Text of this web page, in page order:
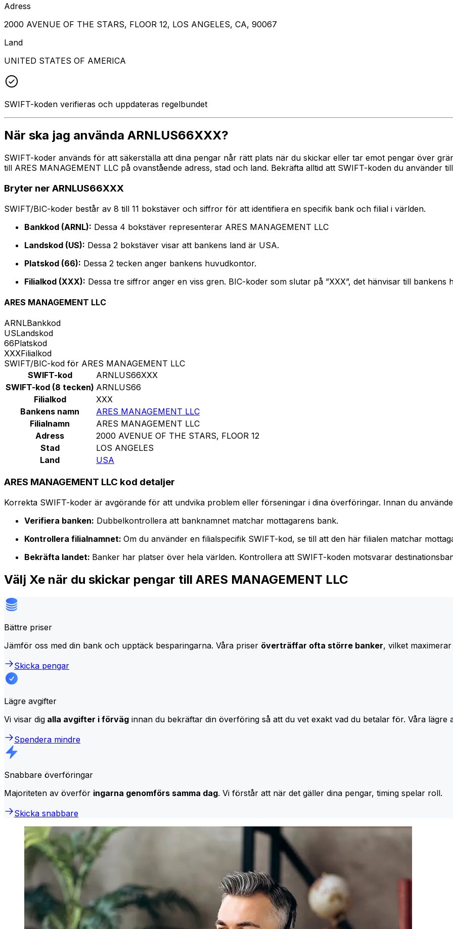
Adress
2000 AVENUE OF THE STARS, FLOOR 12, LOS ANGELES, CA, 90067
Land
UNITED STATES OF AMERICA
SWIFT-koden verifieras och uppdateras regelbundet
När ska jag använda ARNLUS66XXX?
SWIFT-koder används för att säkerställa att dina pengar når rätt plats när du skickar eller tar emot pengar över
till ARES MANAGEMENT LLC på ovanstående adress, stad och land. Bekräfta alltid att SWIFT-koden du använder
Bryter ner ARNLUS66XXX
SWIFT/BIC-koder består av 8 till 11 bokstäver och siffror för att identifiera en specifik bank och filial i världen.
Bankkod (ARNL): Dessa 4 bokstäver representerar ARES MANAGEMENT LLC
Landskod (US): Dessa 2 bokstäver visar att bankens land är USA.
Platskod (66): Dessa 2 tecken anger bankens huvudkontor.
Filialkod (XXX): Dessa tre siffror anger en viss gren. BIC-koder som slutar på ”XXX”, det hänvisar till bankens
ARES MANAGEMENT LLC
ARNLBankkod
USLandskod
66Platskod
XXXFilialkod
SWIFT/BIC-kod för ARES MANAGEMENT LLC
SWIFT-kod
ARNLUS66XXX
SWIFT-kod (8 tecken) ARNLUS66
Filialkod
XXX
Bankens namn
ARES MANAGEMENT LLC
Filialnamn
ARES MANAGEMENT LLC
Adress
2000 AVENUE OF THE STARS, FLOOR 12
Stad
LOS ANGELES
Land
USA
ARES MANAGEMENT LLC kod detaljer
Korrekta SWIFT-koder är avgörande för att undvika problem eller förseningar i dina överföringar. Innan du
Verifiera banken: Dubbelkontrollera att banknamnet matchar mottagarens bank.
Kontrollera filialnamnet: Om du använder en filialspecifik SWIFT-kod, se till att den här filialen matchar
Bekräfta landet: Banker har platser över hela världen. Kontrollera att SWIFT-koden motsvarar
Välj Xe när du skickar pengar till ARES MANAGEMENT LLC
Bättre priser
Jämför oss med din bank och upptäck besparingarna. Våra priser överträffar ofta större banker, vilket
Skicka pengar
Lägre avgifter
Vi visar dig alla avgifter i förväg innan du bekräftar din överföring så att du vet exakt vad du betalar för. Våra lägre
Spendera mindre
Snabbare överföringar
Majoriteten av överför ingarna genomförs samma dag. Vi förstår att när det gäller dina pengar, timing spelar roll.
Skicka snabbare